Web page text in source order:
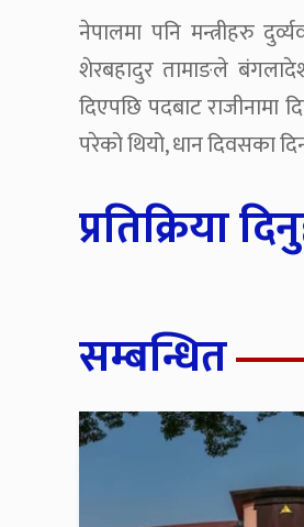
नेपालमा पनि मन्त्रीहरु
शेरबहादुर तामाङले
दिएपछि पदबाट राजीनामा
परेको थियो, धान दिवसका
प्रतिक्रिया
सम्बन्धित